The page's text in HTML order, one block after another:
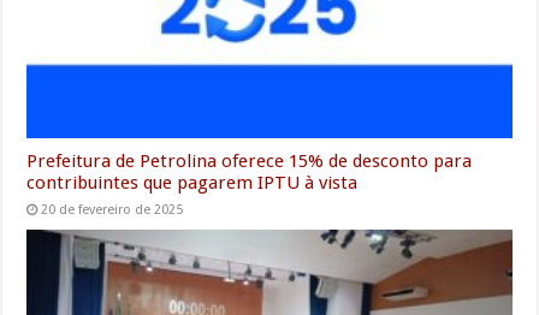
Prefeitura de Petrolina oferece 15% de desconto para
contribuintes que pagarem IPTU à vista
20 de fevereiro de 2025